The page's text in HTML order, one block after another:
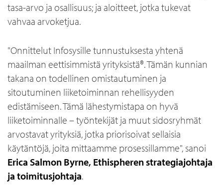
tasa-arvo ja osallisuus; ja aloitteet, jotka tukevat
vahvaa arvoketjua.
"Onnittelut Infosysille tunnustuksesta yhtenä
maailman eettisimmistä yrityksistä®. Tämän kunnian
takana on todellinen omistautuminen ja
sitoutuminen liiketoiminnan rehellisyyden
edistämiseen. Tämä lähestymistapa on hyvä
liiketoiminnalle – työntekijät ja muut sidosryhmät
arvostavat yrityksiä, jotka priorisoivat sellaisia
käytäntöjä, joita mittaamme prosessillamme", sanoi
Erica Salmon Byrne, Ethispheren strategiajohtaja
ja toimitusjohtaja.